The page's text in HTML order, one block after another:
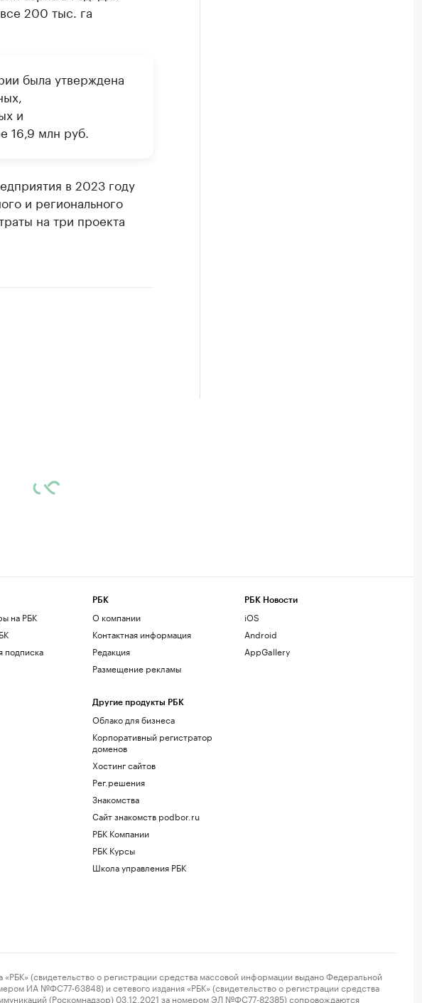
200 тыс. га
была утверждена
и
16,9 млн руб.
в 2023 году
и регионального
на три проекта
на РБК
подписка
РБК
О компании
Контактная информация
Редакция
Размещение рекламы
Другие продукты РБК
Облако для бизнеса
Корпоративный регистратор
доменов
Хостинг сайтов
Рег.решения
Знакомства
Сайт знакомств podbor.ru
РБК Компании
РБК Курсы
Школа управления РБК
РБК Новости
iOS
Android
AppGallery
(свидетельство о регистрации средства массовой информации выдано Федеральной
ИА №ФС77-63848) и сетевого издания «РБК» (свидетельство о регистрации средства
(Роскомнадзор) 03.12.2021 за номером ЭЛ №ФС77-82385) сопровождаются